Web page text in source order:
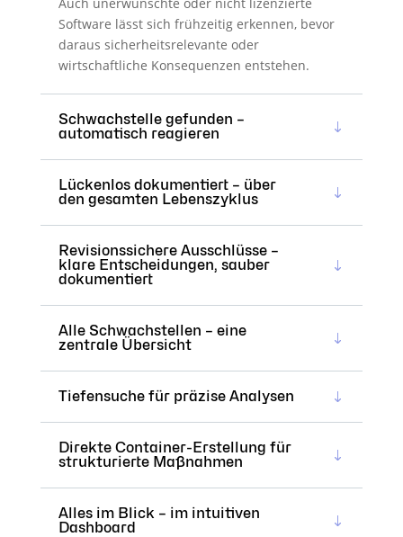
Software lässt sich frühzeitig erkennen, bevor
daraus sicherheits­relevante oder
wirtschaftliche Konsequenzen entstehen.
Schwachstelle gefunden –
automatisch reagieren
Lückenlos dokumentiert – über
den gesamten Lebenszyklus
Revisionssichere Ausschlüsse –
klare Entscheidungen, sauber
dokumentiert
Alle Schwachstellen – eine
zentrale Übersicht
Tiefensuche für präzise Analysen
Direkte Container-Erstellung für
strukturierte Maßnahmen
Alles im Blick – im intuitiven
Dashboard